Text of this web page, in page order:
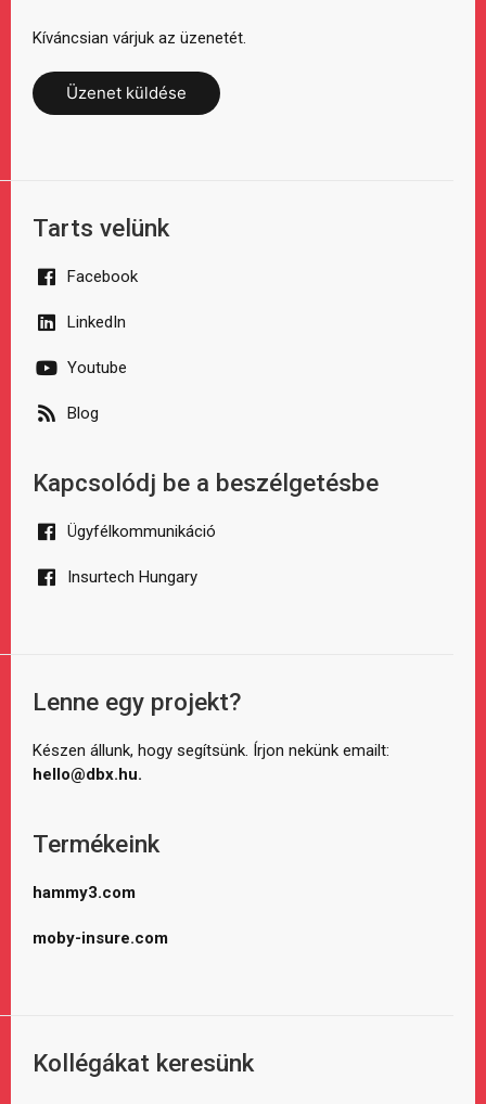
Kíváncsian várjuk az üzenetét.
Üzenet küldése
Tarts velünk
Facebook
LinkedIn
Youtube
Blog
Kapcsolódj be a beszélgetésbe
Ügyfélkommunikáció
Insurtech Hungary
Lenne egy projekt?
Készen állunk, hogy segítsünk. Írjon nekünk emailt:
hello@dbx.hu.
Termékeink
hammy3.com
moby-insure.com
Kollégákat keresünk